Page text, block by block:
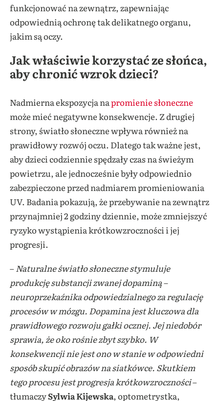
funkcjonować na zewnątrz, zapewniając
odpowiednią ochronę tak delikatnego organu,
jakim są oczy.
Jak właściwie korzystać ze słońca,
aby chronić wzrok dzieci?
Nadmierna ekspozycja napromienie słoneczne
może mieć negatywne konsekwencje. Z drugiej
strony, światło słoneczne wpływa również na
prawidłowy rozwój oczu. Dlatego tak ważne jest,
aby dzieci codziennie spędzały czas na świeżym
powietrzu, ale jednocześnie były odpowiednio
zabezpieczone przed nadmiarem promieniowania
UV. Badania pokazują, że przebywanie na zewnątrz
przynajmniej 2 godziny dziennie, może zmniejszyć
ryzyko wystąpienia krótkowzroczności i jej
progresji.
– Naturalne światło słoneczne stymuluje
produkcję substancji zwanej dopaminą –
neuroprzekaźnika odpowiedzialnego za regulację
procesów w mózgu. Dopamina jest kluczowa dla
prawidłowego rozwoju gałki ocznej. Jej niedobór
sprawia, że oko rośnie zbyt szybko. W
konsekwencji nie jest ono w stanie w odpowiedni
sposób skupić obrazów na siatkówce. Skutkiem
tego procesu jest progresja krótkowzroczności–
tłumaczySylwia Kijewska, optometrystka,